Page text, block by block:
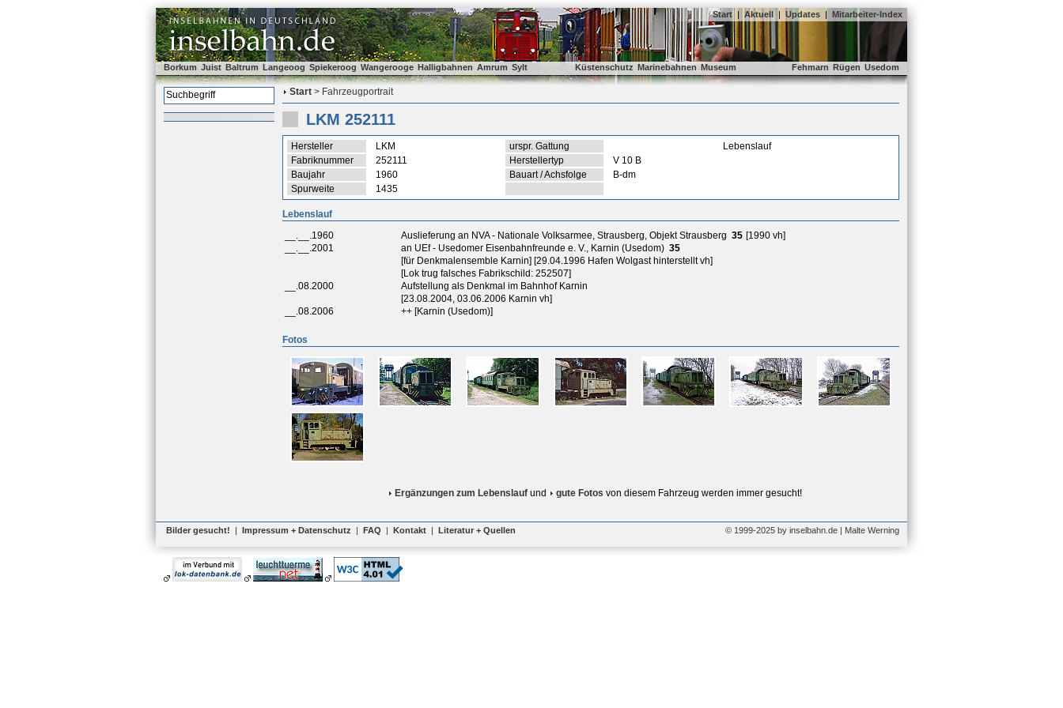
Start | Aktuell | Updates | Mitarbeiter-Index
Borkum Juist Baltrum Langeoog Spiekeroog Wangerooge Halligbahnen Amrum Sylt Küstenschutz Marinebahnen Museum Fehmarn Rügen Usedom
Start > Fahrzeugportrait
LKM 252111
Hersteller LKM urspr. Gattung
Lebenslauf
Fabriknummer
252111 Herstellertyp
V 10 B
Baujahr
1960 Bauart / Achsfolge
B-dm
Spurweite
1435
Lebenslauf
__.__.1960
Auslieferung an NVA - Nationale Volksarmee, Strausberg, Objekt Strausberg 35 [1990 vh]
__.__.2001
an UEf - Usedomer Eisenbahnfreunde e. V., Karnin (Usedom) 35
[für Denkmalensemble Karnin] [29.04.1996 Hafen Wolgast hinterstellt vh]
[Lok trug falsches Fabrikschild: 252507]
__.08.2000
Aufstellung als Denkmal im Bahnhof Karnin
[23.08.2004, 03.06.2006 Karnin vh]
__.08.2006
++ [Karnin (Usedom)]
Fotos
Ergänzungen zum Lebenslauf und gute Fotos von diesem Fahrzeug werden immer gesucht!
Bilder gesucht! | Impressum + Datenschutz | FAQ | Kontakt | Literatur + Quellen © 1999-2025 by inselbahn.de | Malte Werning